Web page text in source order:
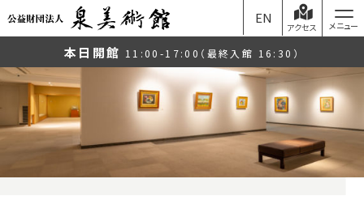
EN
本日開館 11:00-17:00（最終入館 16:30）
アクセス